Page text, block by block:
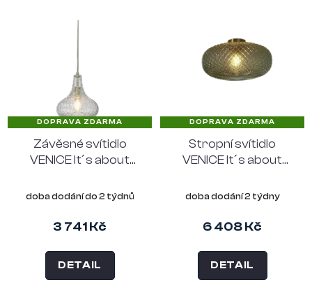
DOPRAVA ZDARMA
Závěsné svítidlo
VENICE It´s about
doba dodání do 2 týdnů
3 741 Kč
DETAIL
DOPRAVA ZDARMA
Stropní svítidlo
VENICE It´s about
sklo
doba dodání 2 týdny
6 408 Kč
DETAIL